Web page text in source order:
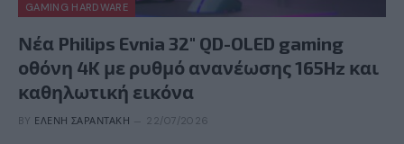
GAMING HARDWARE
Νέα Philips Evnia 32″ QD-OLED gaming
οθόνη 4K με ρυθμό ανανέωσης 165Hz και
καθηλωτική εικόνα
BY ΕΛΈΝΗ ΣΑΡΑΝΤΆΚΗ 22/07/2026